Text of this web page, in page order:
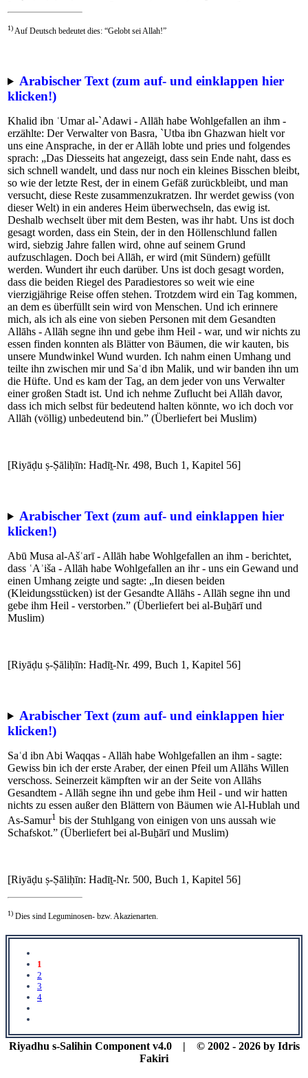
1)Auf Deutsch bedeutet dies: “Gelobt sei Allah!”
Arabischer Text (zum auf- und einklappen hier
klicken!)
Khalid ibn ʿUmar al-`Adawi - Allāh habe Wohlgefallen an ihm -
erzählte: Der Verwalter von Basra, `Utba ibn Ghazwan hielt vor
uns eine Ansprache, in der er Allāh lobte und pries und folgendes
sprach: „Das Diesseits hat angezeigt, dass sein Ende naht, dass es
sich schnell wandelt, und dass nur noch ein kleines Bisschen bleibt,
so wie der letzte Rest, der in einem Gefäß zurückbleibt, und man
versucht, diese Reste zusammenzukratzen. Ihr werdet gewiss (von
dieser Welt) in ein anderes Heim überwechseln, das ewig ist.
Deshalb wechselt über mit dem Besten, was ihr habt. Uns ist doch
gesagt worden, dass ein Stein, der in den Höllenschlund fallen
wird, siebzig Jahre fallen wird, ohne auf seinem Grund
aufzuschlagen. Doch bei Allāh, er wird (mit Sündern) gefüllt
werden. Wundert ihr euch darüber. Uns ist doch gesagt worden,
dass die beiden Riegel des Paradiestores so weit wie eine
vierzigjährige Reise offen stehen. Trotzdem wird ein Tag kommen,
an dem es überfüllt sein wird von Menschen. Und ich erinnere
mich, als ich als eine von sieben Personen mit dem Gesandten
Allāhs - Allāh segne ihn und gebe ihm Heil - war, und wir nichts zu
essen finden konnten als Blätter von Bäumen, die wir kauten, bis
unsere Mundwinkel Wund wurden. Ich nahm einen Umhang und
teilte ihn zwischen mir und Saʿd ibn Malik, und wir banden ihn um
die Hüfte. Und es kam der Tag, an dem jeder von uns Verwalter
einer großen Stadt ist. Und ich nehme Zuflucht bei Allāh davor,
dass ich mich selbst für bedeutend halten könnte, wo ich doch vor
Allāh (völlig) unbedeutend bin.” (Überliefert bei Muslim)
[Riyāḍu ṣ-Ṣāliḥīn: Hadīṯ-Nr. 498, Buch 1, Kapitel 56]
Arabischer Text (zum auf- und einklappen hier
klicken!)
Abū Musa al-Ašʿarī - Allāh habe Wohlgefallen an ihm - berichtet,
dass ʿAʾiša - Allāh habe Wohlgefallen an ihr - uns ein Gewand und
einen Umhang zeigte und sagte: „In diesen beiden
(Kleidungsstücken) ist der Gesandte Allāhs - Allāh segne ihn und
gebe ihm Heil - verstorben.” (Überliefert bei al-Buẖārī und
Muslim)
[Riyāḍu ṣ-Ṣāliḥīn: Hadīṯ-Nr. 499, Buch 1, Kapitel 56]
Arabischer Text (zum auf- und einklappen hier
klicken!)
Saʿd ibn Abi Waqqas - Allāh habe Wohlgefallen an ihm - sagte:
Gewiss bin ich der erste Araber, der einen Pfeil um Allāhs Willen
verschoss. Seinerzeit kämpften wir an der Seite von Allāhs
Gesandtem - Allāh segne ihn und gebe ihm Heil - und wir hatten
nichts zu essen außer den Blättern von Bäumen wie Al-Hublah und
As-Samur1 bis der Stuhlgang von einigen von uns aussah wie
Schafskot.” (Überliefert bei al-Buẖārī und Muslim)
[Riyāḍu ṣ-Ṣāliḥīn: Hadīṯ-Nr. 500, Buch 1, Kapitel 56]
1) Dies sind Leguminosen- bzw. Akazienarten.
1
2
3
4
Riyadhu s-Salihin Component v4.0 | © 2002 - 2026 by Idris
Fakiri